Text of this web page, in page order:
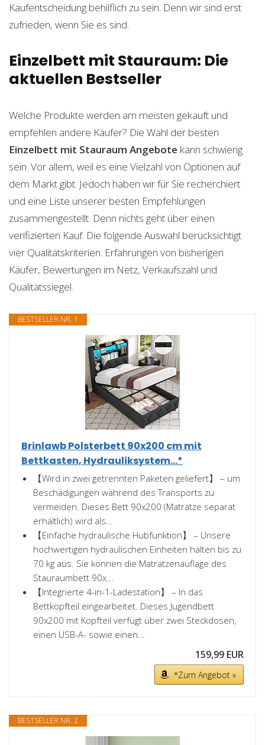
Kaufentscheidung behilflich zu sein. Denn wir sind erst
zufrieden, wenn Sie es sind.
Einzelbett mit Stauraum: Die
aktuellen Bestseller
Welche Produkte werden am meisten gekauft und
empfehlen andere Käufer? Die Wahl der besten
Einzelbett mit Stauraum Angebote kann schwierig
sein. Vor allem, weil es eine Vielzahl von Optionen auf
dem Markt gibt. Jedoch haben wir für Sie recherchiert
und eine Liste unserer besten Empfehlungen
zusammengestellt. Denn nichts geht über einen
verifizierten Kauf. Die folgende Auswahl berücksichtigt
vier Qualitätskriterien. Erfahrungen von bisherigen
Käufer, Bewertungen im Netz, Verkaufszahl und
Qualitätssiegel.
BESTSELLER NR. 1
Brinlawb Polsterbett 90x200 cm mit
Bettkasten, Hydrauliksystem...*
【Wird in zwei getrennten Paketen geliefert】 – um
Beschädigungen während des Transports zu
vermeiden. Dieses Bett 90x200 (Matratze separat
erhältlich) wird als...
【Einfache hydraulische Hubfunktion】 – Unsere
hochwertigen hydraulischen Einheiten halten bis zu
70 kg aus. Sie können die Matratzenauflage des
Stauraumbett 90x...
【Integrierte 4-in-1-Ladestation】 – In das
Bettkopfteil eingearbeitet. Dieses Jugendbett
90x200 mit Kopfteil verfügt über zwei Steckdosen,
einen USB-A- sowie einen...
159,99 EUR
*Zum Angebot »
BESTSELLER NR. 2